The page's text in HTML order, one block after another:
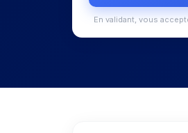
En validant, vous